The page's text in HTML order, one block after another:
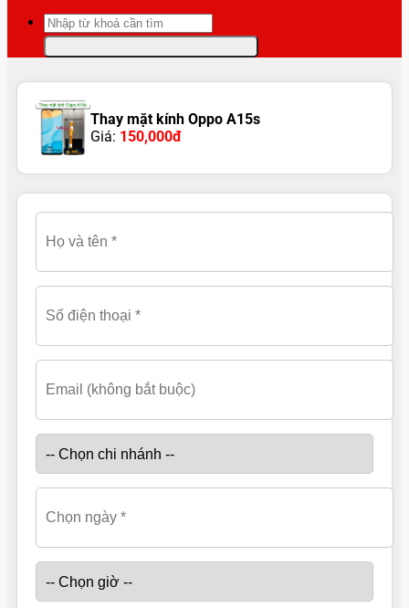
Tìm
kiếm:
Thay mặt kính Oppo A15s
Giá: 150,000đ